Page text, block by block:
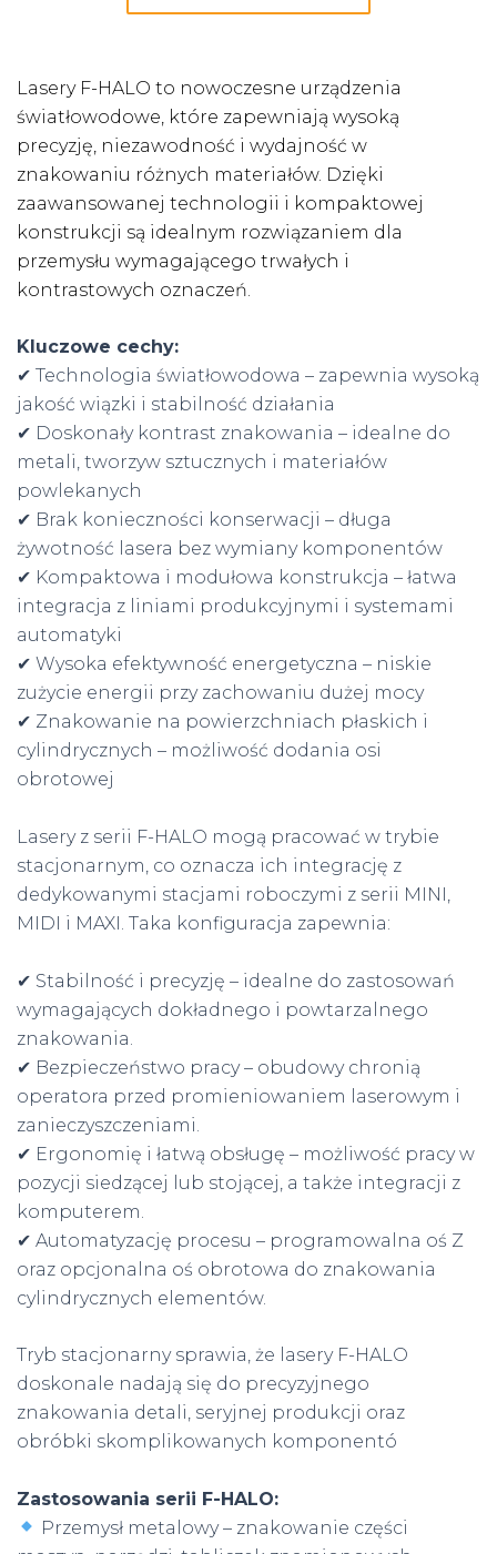
Lasery F-HALO to nowoczesne urządzenia
światłowodowe, które zapewniają wysoką
precyzję, niezawodność i wydajność w
znakowaniu różnych materiałów. Dzięki
zaawansowanej technologii i kompaktowej
konstrukcji są idealnym rozwiązaniem dla
przemysłu wymagającego trwałych i
kontrastowych oznaczeń.
Kluczowe cechy:
✔ Technologia światłowodowa – zapewnia wysoką
jakość wiązki i stabilność działania
✔ Doskonały kontrast znakowania – idealne do
metali, tworzyw sztucznych i materiałów
powlekanych
✔ Brak konieczności konserwacji – długa
żywotność lasera bez wymiany komponentów
✔ Kompaktowa i modułowa konstrukcja – łatwa
integracja z liniami produkcyjnymi i systemami
automatyki
✔ Wysoka efektywność energetyczna – niskie
zużycie energii przy zachowaniu dużej mocy
✔ Znakowanie na powierzchniach płaskich i
cylindrycznych – możliwość dodania osi
obrotowej
Lasery z serii F-HALO mogą pracować w trybie
stacjonarnym, co oznacza ich integrację z
dedykowanymi stacjami roboczymi z serii MINI,
MIDI i MAXI. Taka konfiguracja zapewnia:
✔ Stabilność i precyzję – idealne do zastosowań
wymagających dokładnego i powtarzalnego
znakowania.
✔ Bezpieczeństwo pracy – obudowy chronią
operatora przed promieniowaniem laserowym i
zanieczyszczeniami.
✔ Ergonomię i łatwą obsługę – możliwość pracy w
pozycji siedzącej lub stojącej, a także integracji z
komputerem.
✔ Automatyzację procesu – programowalna oś Z
oraz opcjonalna oś obrotowa do znakowania
cylindrycznych elementów.
Tryb stacjonarny sprawia, że lasery F-HALO
doskonale nadają się do precyzyjnego
znakowania detali, seryjnej produkcji oraz
obróbki skomplikowanych komponentó
Zastosowania serii F-HALO:
Przemysł metalowy – znakowanie części